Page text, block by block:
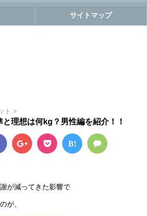
サイトマップ
ト >
理想は何kg？男性編を紹介！！
B!
が減ってきた影響で
が、